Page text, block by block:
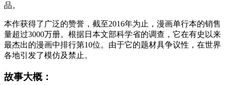
品。
本作获得了广泛的赞誉，截至2016年为止，漫画单行本的销售
量超过3000万册。根据日本文部科学省的调查，它在有史以来
最杰出的漫画中排行第10位。由于它的题材具争议性，在世界
各地引发了模仿及禁止。
故事大概：